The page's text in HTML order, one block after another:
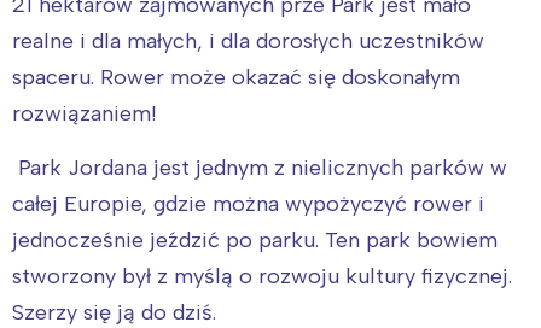
realne i dla małych, i dla dorosłych uczestników
spaceru. Rower może okazać się doskonałym
rozwiązaniem!
Park Jordana jest jednym z nielicznych parków w
całej Europie, gdzie można wypożyczyć rower i
jednocześnie jeździć po parku. Ten park bowiem
stworzony był z myślą o rozwoju kultury fizycznej.
Szerzy się ją do dziś.